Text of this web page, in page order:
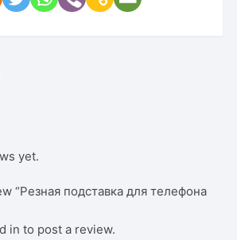
yet.
“Резная подставка для телефона
in to post a review.